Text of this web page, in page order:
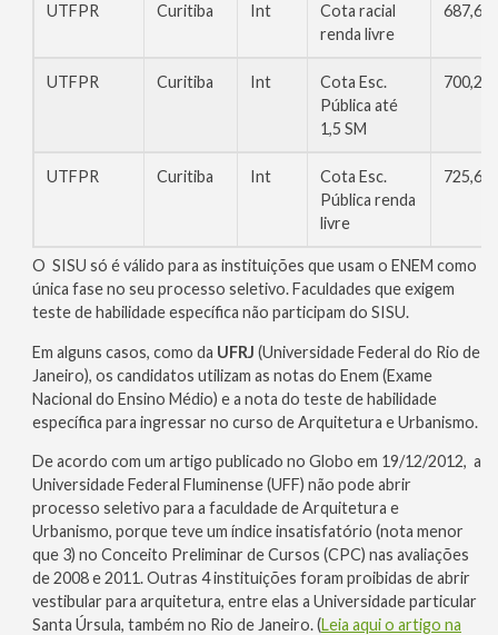
UTFPR Curitiba Int
Cota racial
renda livre
687,66
UTFPR Curitiba Int
Cota Esc.
Pública até
1,5 SM
700,26
UTFPR Curitiba Int
Cota Esc.
Pública renda
livre
725,66
O SISU só é válido para as instituições que usam o ENEM como
única fase no seu processo seletivo. Faculdades que exigem
teste de habilidade específica não participam do SISU.
Em alguns casos, como da UFRJ (Universidade Federal do Rio de
Janeiro), os candidatos utilizam as notas do Enem (Exame
Nacional do Ensino Médio) e a nota do teste de habilidade
específica para ingressar no curso de Arquitetura e Urbanismo.
De acordo com um artigo publicado no Globo em 19/12/2012, a
Universidade Federal Fluminense (UFF) não pode abrir
processo seletivo para a faculdade de Arquitetura e
Urbanismo, porque teve um índice insatisfatório (nota menor
que 3) no Conceito Preliminar de Cursos (CPC) nas avaliações
de 2008 e 2011. Outras 4 instituições foram proibidas de abrir
vestibular para arquitetura, entre elas a Universidade particular
Santa Úrsula, também no Rio de Janeiro. (Leia aqui o artigo na